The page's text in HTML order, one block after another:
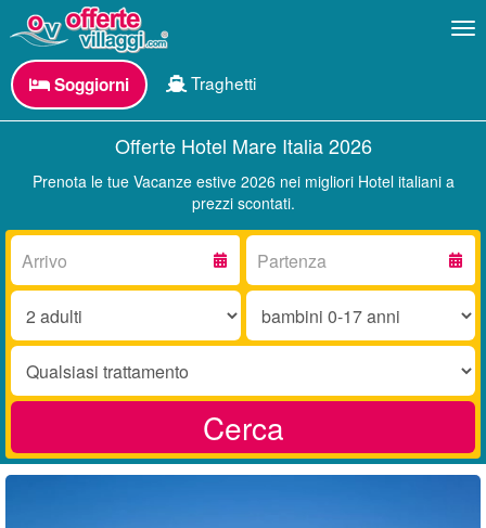
Soggiorni Traghetti
Offerte Hotel Mare Italia 2026
Prenota le tue Vacanze estive 2026 nei migliori Hotel italiani a
prezzi scontati.
Arrivo:
Partenza:
Adulti:
Bambini
17
Trattamento:
Cerca